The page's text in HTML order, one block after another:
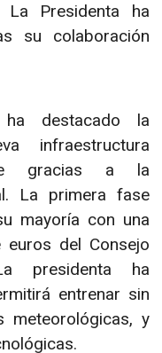
Presidenta ha
su colaboración
destacado la
infraestructura
gracias a la
La primera fase
mayoría con una
del Consejo
presidenta ha
entrenar sin
meteorológicas, y